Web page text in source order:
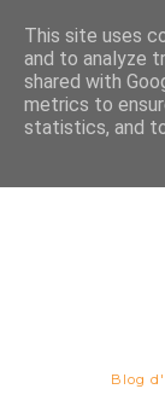
Blog
This site uses
and to analyze
shared with
metrics to
statistics, and